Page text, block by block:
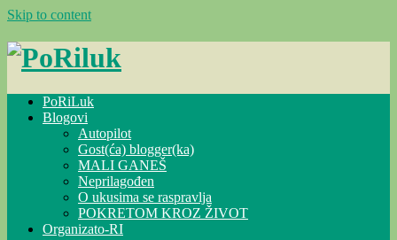
Skip to content
PoRiLuk
Blogovi
Autopilot
Gost(ća) blogger(ka)
MALI GANEŠ
Neprilagođen
O ukusima se raspravlja
POKRETOM KROZ ŽIVOT
Organizato-RI